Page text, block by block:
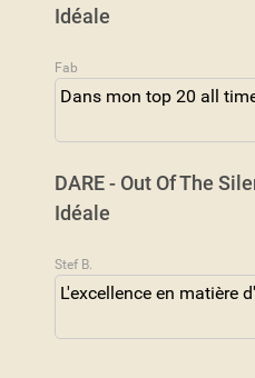
Idéale
Fab
Dans mon top 20 all
DARE - Out Of The
Idéale
Stef B.
L'excellence en matière